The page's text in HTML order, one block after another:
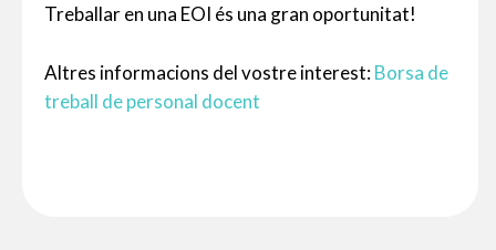
Treballar en una EOI és una gran oportunitat!
Altres informacions del vostre interest:Borsa de
treball de personal docent